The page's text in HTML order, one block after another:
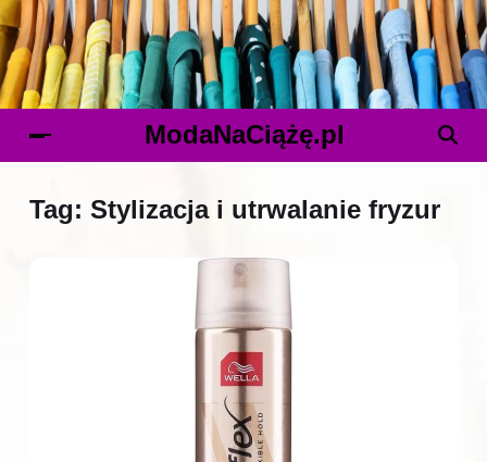
ModaNaCiążę.pl
Tag: Stylizacja i utrwalanie fryzur